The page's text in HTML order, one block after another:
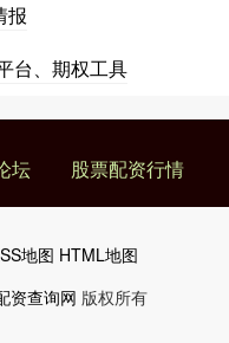
报
台、期权工具
坛 股票配资行情
地图 HTML地图
资查询网 版权所有